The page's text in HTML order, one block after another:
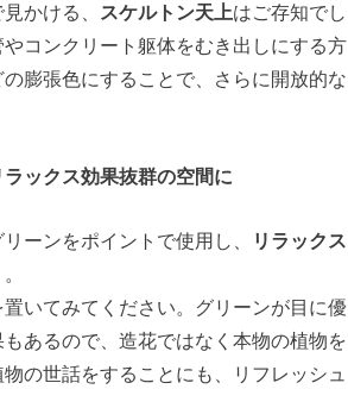
かける、 スケルトン天上はご存知でし
コンクリート躯体をむき出しにする方
膨張色にすることで、さらに開放的な
ックス効果抜群の空間に
ーンをポイントで使用し、
リラックス
いてみてください。グリーンが目に優
あるので、造花ではなく本物の植物を
の世話をすることにも、リフレッシュ